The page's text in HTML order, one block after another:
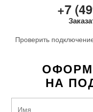
+7
Проверить
НА